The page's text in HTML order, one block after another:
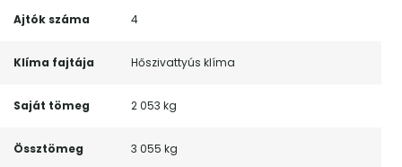
Ajtók száma 4
Klíma fajtája Hőszivattyús klíma
Saját tömeg 2 053 kg
Össztömeg 3 055 kg